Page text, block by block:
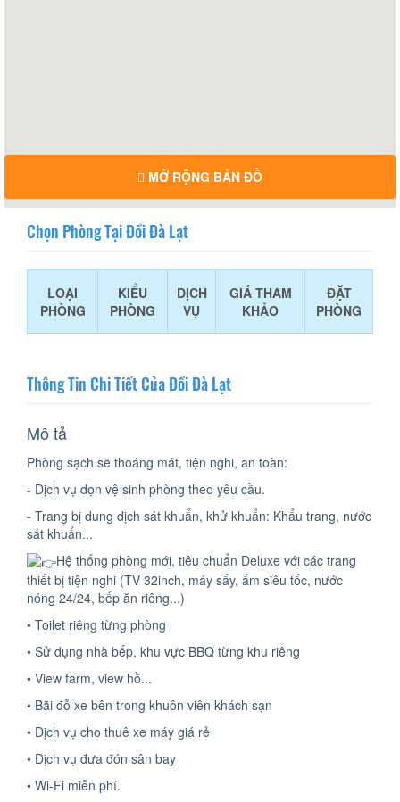
MỞ RỘNG BẢN ĐỒ
Chọn Phòng Tại Đồi Đà Lạt
LOẠI
PHÒNG
KIỂU
PHÒNG
DỊCH
VỤ
GIÁ THAM
KHẢO
ĐẶT
PHÒNG
Thông Tin Chi Tiết Của Đồi Đà Lạt
Mô tả
Phòng sạch sẽ thoáng mát, tiện nghi, an toàn:
- Dịch vụ dọn vệ sinh phòng theo yêu cầu.
- Trang bị dung dịch sát khuẩn, khử khuẩn: Khẩu trang, nước
sát khuẩn...
Hệ thống phòng mới, tiêu chuẩn Deluxe với các trang
thiết bị tiện nghi (TV 32inch, máy sấy, ấm siêu tốc, nước
nóng 24/24, bếp ăn riêng...)
• Toilet riêng từng phòng
• Sử dụng nhà bếp, khu vực BBQ từng khu riêng
• View farm, view hồ...
• Bãi đỗ xe bên trong khuôn viên khách sạn
• Dịch vụ cho thuê xe máy giá rẻ
• Dịch vụ đưa đón sân bay
• Wi-Fi miễn phí.